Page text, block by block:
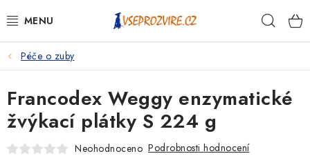
na
PSI
KOČKY
KONĚ
Péče o zuby
Francodex Weggy enzymatické
žvýkací plátky S 224 g
Neohodnoceno Podrobnosti hodnocení